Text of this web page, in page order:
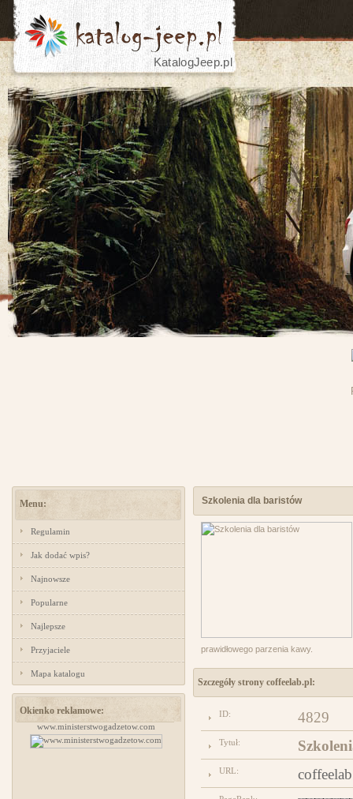
KatalogJeep.pl
Menu:
Regulamin
Jak dodać wpis?
Najnowsze
Popularne
Najlepsze
Przyjaciele
Mapa katalogu
Okienko reklamowe:
www.ministerstwogadzetow.com
Szkolenia dla baristów
prawidłowego parzenia kawy.
Szczegóły strony coffeelab.pl:
ID: 4829
Tytuł:
URL: